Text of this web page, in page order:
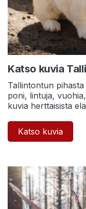
Katso kuvia
Tallintontun
poni, lintuja,
kuvia herttaisista
Katso kuvia